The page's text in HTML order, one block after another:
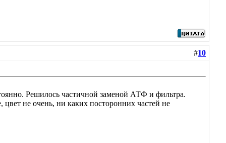
#10
Решилось частичной заменой АТФ и фильтра.
не очень, ни каких посторонних частей не